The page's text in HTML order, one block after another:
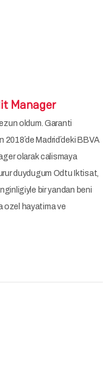
Manager
oldum. Garanti
Madrid´deki BBVA
olarak calismaya
duydugum Odtu Iktisat,
bir yandan beni
ozel hayatima ve